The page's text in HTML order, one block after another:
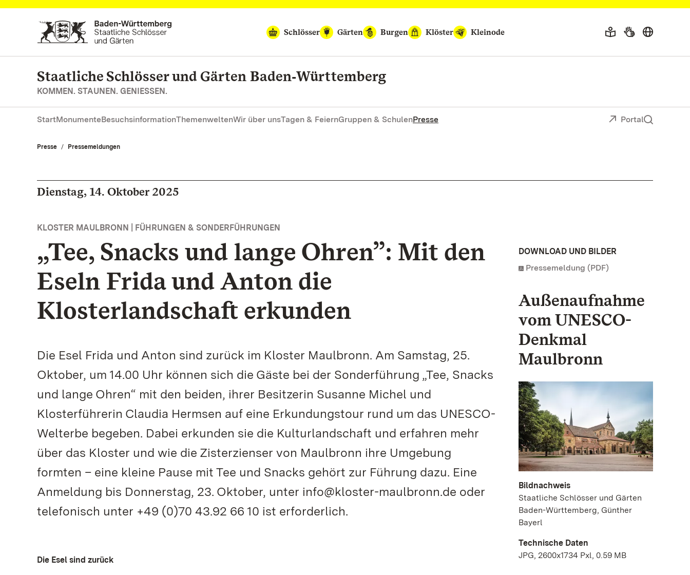
Zum Hauptinhalt springen
Schlösser
Gärten Burgen Klöster Kleinode
Staatliche Schlösser und Gärten Baden‑Württemberg
KOMMEN. STAUNEN. GENIESSEN.
StartMonumenteBesuchsinformationThemenweltenWir über unsTagen & FeiernGruppen & SchulenPresse Portal
Presse Pressemeldungen
Dienstag, 14. Oktober 2025
KLOSTER MAULBRONN | FÜHRUNGEN & SONDERFÜHRUNGEN
„Tee, Snacks und lange Ohren”: Mit den
Eseln Frida und Anton die
Klosterlandschaft erkunden
Die Esel Frida und Anton sind zurück im Kloster Maulbronn. Am Samstag, 25.
Oktober, um 14.00 Uhr können sich die Gäste bei der Sonderführung „Tee, Snacks
und lange Ohren“ mit den beiden, ihrer Besitzerin Susanne Michel und
Klosterführerin Claudia Hermsen auf eine Erkundungstour rund um das UNESCO-
Welterbe begeben. Dabei erkunden sie die Kulturlandschaft und erfahren mehr
über das Kloster und wie die Zisterzienser von Maulbronn ihre Umgebung
formten – eine kleine Pause mit Tee und Snacks gehört zur Führung dazu. Eine
Anmeldung bis Donnerstag, 23. Oktober, unter info@kloster-maulbronn.de oder
telefonisch unter +49 (0)70 43.92 66 10 ist erforderlich.
Die Esel sind zurück
DOWNLOAD UND BILDER
Pressemeldung (PDF)
Außenaufnahme
vom UNESCO-
Denkmal
Maulbronn
Bildnachweis
Staatliche Schlösser und Gärten
Baden-Württemberg, Günther
Bayerl
Technische Daten
JPG, 2600x1734 Pxl, 0.59 MB